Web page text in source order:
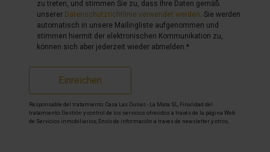
zu treten, und stimmen Sie zu, dass Ihre Daten gemäß
unserer Datenschutzrichtlinie verwendet werden . Sie werden
automatisch in unsere Mailingliste aufgenommen und
stimmen hiermit der elektronischen Kommunikation zu,
können sich aber jederzeit wieder abmelden.*
Einreichen
Responsable del tratamiento: Casa Las Dunas - La Mata SL, Finalidad del
tratamiento: Gestión y control de los servicios ofrecidos a través de la página Web
de Servicios inmobiliarios, Envío de información a traves de newsletter y otros,